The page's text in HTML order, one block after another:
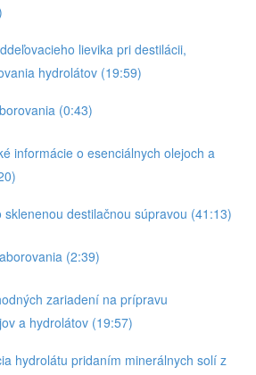
lievika pri destilácii,
hydrolátov (19:59)
(0:43)
informácie o esenciálnych olejoch a
sklenenou destilačnou súpravou (41:13)
(2:39)
zariadení na prípravu
a hydrolátov (19:57)
hydrolátu pridaním minerálnych solí z